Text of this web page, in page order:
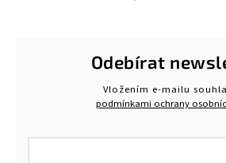
Odebírat
Vložením e-mailu
podmínkami ochrany